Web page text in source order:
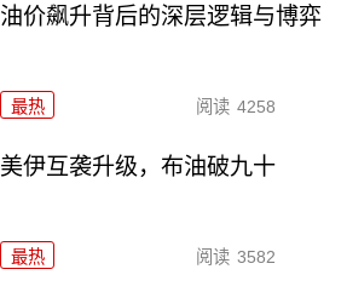
油价飙升背后的深层逻辑与博弈
最热 阅读 4258
美伊互袭升级，布油破九十
最热 阅读 3582